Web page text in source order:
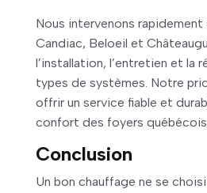
Nous intervenons rapidement
Candiac, Beloeil et
l’installation, l’entretien et la
types de systèmes. Notre
offrir un service fiable et
confort des foyers
Conclusion
Un bon chauffage ne se